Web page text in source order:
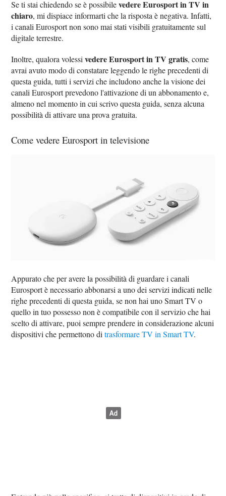
Se ti stai chiedendo se è possibilevedere Eurosport in TV in
chiaro, mi dispiace informarti che la risposta è negativa. Infatti,
i canali Eurosport non sono mai stati visibili gratuitamente sul
digitale terrestre.
Inoltre, qualora volessivedere Eurosport in TV gratis, come
avrai avuto modo di constatare leggendo le righe precedenti di
questa guida, tutti i servizi che includono anche la visione dei
canali Eurosport prevedono l'attivazione di un abbonamento e,
almeno nel momento in cui scrivo questa guida, senza alcuna
possibilità di attivare una prova gratuita.
Come vedere Eurosport in televisione
Appurato che per avere la possibilità di guardare i canali
Eurosport è necessario abbonarsi a uno dei servizi indicati nelle
righe precedenti di questa guida, se non hai uno Smart TV o
quello in tuo possesso non è compatibile con il servizio che hai
scelto di attivare, puoi sempre prendere in considerazione alcuni
dispositivi che permettono ditrasformare TV in Smart TV.